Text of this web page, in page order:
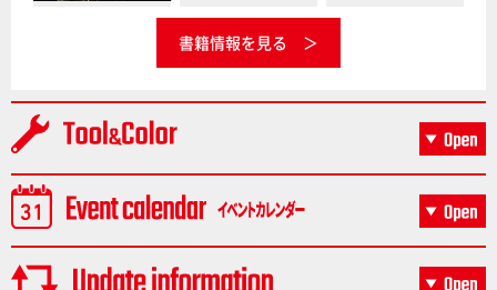
書籍情報を見る